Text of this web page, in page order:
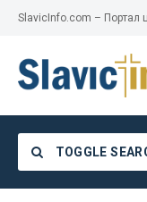
SlavicInfo.com – Портал
TOGGLE